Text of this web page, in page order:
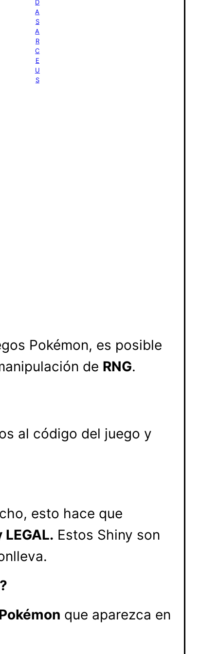
D
A
S
A
R
C
E
U
S
Pokémon, es posible
de RNG.
al código del juego y
esto hace que
LEGAL. Estos Shiny son
que aparezca en